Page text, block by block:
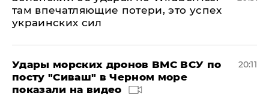
там впечатляющие потери, это успех
украинских сил
Удары морских дронов ВМС ВСУ по
посту "Сиваш" в Черном море
показали на видео
20:11